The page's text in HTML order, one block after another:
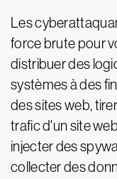
Les
force brute pour
distribuer des
systèmes à des
des sites web,
trafic d'un site
injecter des
collecter des